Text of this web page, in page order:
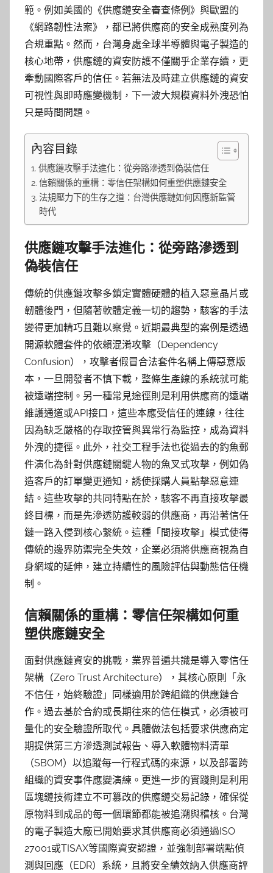
範。例如美國的《供應鏈安全審查條例》與歐盟的
《網路韌性法案》，都已將供應商的安全成熟度列為
合規重點。然而，台灣身處全球半導體與電子製造的
核心地帶，供應鏈的資安防護不僅關乎企業存續，更
牽動國際客戶的信任。若無法及時建立供應鏈的資安
可視性與即時應變機制，下一波大規模資料外洩恐怕
只是時間問題。
內容目錄
供應鏈攻擊手法進化：從旁路滲透到偽裝信任
信賴關係的重構：零信任架構如何重塑供應鏈安全
法規壓力下的生存之道：台灣供應鏈如何因應新監管
時代
供應鏈攻擊手法進化：從旁路滲透到
偽裝信任
傳統的供應鏈攻擊多鎖定實體硬體的植入惡意晶片或
韌體後門，但隨著軟體定義一切的趨勢，駭客的手法
變得更加精巧且難以察覺。近期最典型的案例是透過
開源軟體套件的依賴混淆攻擊（Dependency
Confusion），攻擊者假冒合法套件名稱上傳惡意版
本，一旦開發者不慎下載，整條生產線的系統就可能
被遠端控制。另一種常見途徑則是利用供應商的遠端
維護通道或API接口，這些本應受信任的連線，往往
因為缺乏嚴格的存取控管與異常行為監控，成為資料
外洩的捷徑。此外，社交工程手法也從過去的釣魚郵
件演化為針對供應鏈關鍵人物的魚叉式攻擊，例如偽
造客戶的訂單變更通知，誘使採購人員點擊惡意連
結。這些攻擊的共同特點在於，駭客不再直接攻擊最
終目標，而是先滲透防護較弱的供應商，再沿著信任
鏈一路入侵到核心繫統。這種「間接攻擊」模式使得
傳統的邊界防禦完全失效，企業必須將供應商視為自
身網域的延伸，建立持續性的風險評估與動態信任機
制。
信賴關係的重構：零信任架構如何重
塑供應鏈安全
面對供應鏈資安的挑戰，業界普遍共識是導入零信任
架構（Zero Trust Architecture），其核心原則「永
不信任，始終驗證」同樣適用於跨組織的供應鏈合
作。過去基於合約或長期往來的信任模式，必須被可
量化的安全驗證所取代。具體做法包括要求供應商定
期提供第三方滲透測試報告、導入軟體物料清單
（SBOM）以追蹤每一行程式碼的來源，以及部署跨
組織的資安事件應變演練。更進一步的實踐則是利用
區塊鏈技術建立不可篡改的供應鏈交易記錄，確保從
原物料到成品的每一個環節都能被追溯與稽核。台灣
的電子製造大廠已開始要求其供應商必須通過ISO
27001或TISAX等國際資安認證，並強制部署端點偵
測與回應（EDR）系統，且將安全績效納入供應商評